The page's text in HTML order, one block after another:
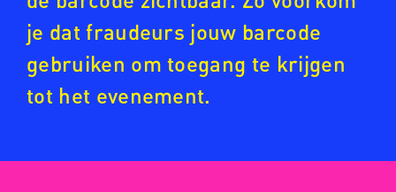
je dat fraudeurs jouw barcode
gebruiken om toegang te krijgen
tot het evenement.